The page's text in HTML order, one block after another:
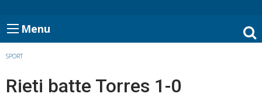
Menu
SPORT
Rieti batte Torres 1-0